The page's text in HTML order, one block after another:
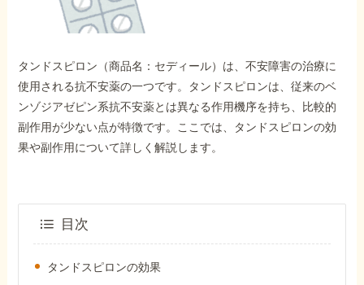
障害年金の基礎知識
受給事例
タンドスピロン（商品名：セディール）は、不安障害の治療に
使用される抗不安薬の一つです。タンドスピロンは、従来のベ
ンゾジアゼピン系抗不安薬とは異なる作用機序を持ち、比較的
副作用が少ない点が特徴です。ここでは、タンドスピロンの効
果や副作用について詳しく解説します。
目次
タンドスピロンの効果